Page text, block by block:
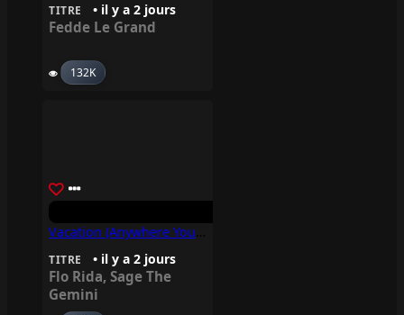
TITRE • il y a 2 jours
Fedde Le Grand
132K
TITRE • il y a 2 jours
Flo Rida, Sage The
Gemini